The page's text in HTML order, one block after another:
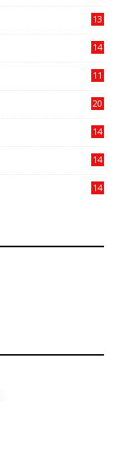
13
14
11
20
14
14
14